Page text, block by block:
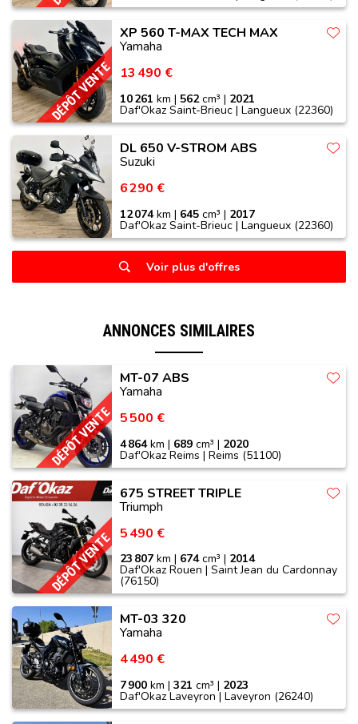
DÉPÔT VENTE
XP 560 T-MAX TECH MAX
Yamaha
13 490 €
10 261 km |562cm³ | 2021
Daf'Okaz Saint-Brieuc | Langueux (22360)
DL 650 V-STROM ABS
Suzuki
6 290 €
12 074km | 645 cm³ | 2017
Daf'Okaz Saint-Brieuc | Langueux (22360)
Voir plus d'offres
ANNONCES SIMILAIRES
DÉPÔT VENTE
MT-07 ABS
Yamaha
5 500 €
4 864km | 689 cm³ | 2020
Daf'Okaz Reims | Reims (51100)
DÉPÔT VENTE
675 STREET TRIPLE
Triumph
5 490 €
23 807 km | 674cm³ | 2014
Daf'Okaz Rouen | Saint Jean du Cardonnay
(76150)
MT-03 320
Yamaha
4 490 €
7 900 km |321 cm³ | 2023
Daf'Okaz Laveyron | Laveyron (26240)